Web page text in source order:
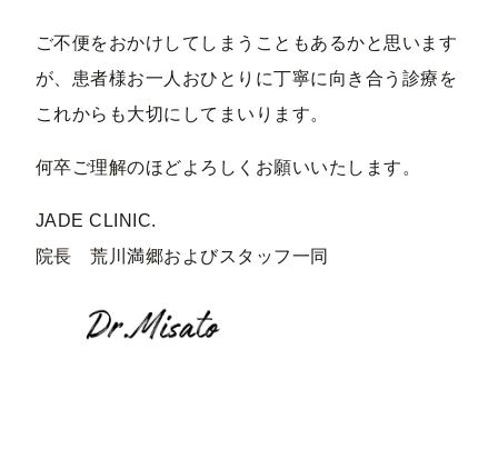
ご不便をおかけしてしまうこともあるかと思います
が、患者様お一人おひとりに丁寧に向き合う診療を
これからも大切にしてまいります。
何卒ご理解のほどよろしくお願いいたします。
JADE CLINIC.
院長 荒川満郷およびスタッフ一同